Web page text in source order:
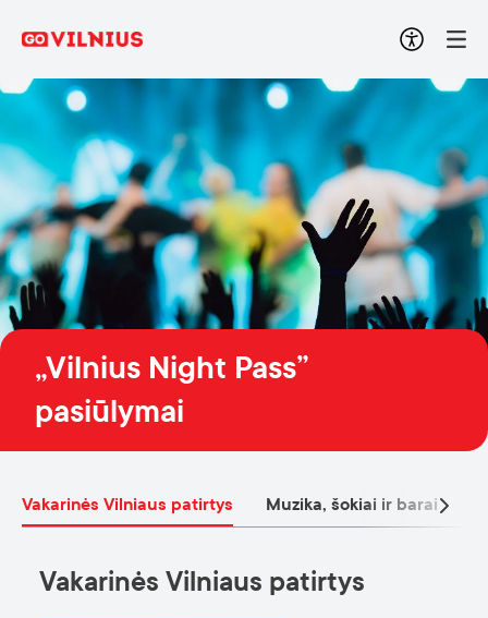
„Vilnius Night Pass”
pasiūlymai
Vakarinės Vilniaus patirtys Muzika, šokiai ir barai
Vakarinės Vilniaus patirtys